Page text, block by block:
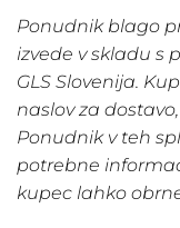
Ponudnik blago
izvede v skladu s
GLS Slovenija.
naslov za
Ponudnik v teh
potrebne
kupec lahko